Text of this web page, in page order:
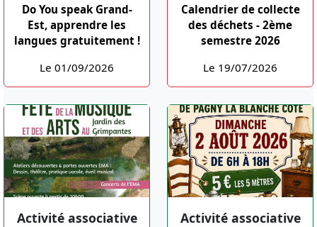
Do You speak Grand-
Est, apprendre les
langues gratuitement !
Le 01/09/2026
Calendrier de collecte
des déchets - 2ème
semestre 2026
Le 19/07/2026
Activité associative Activité associative